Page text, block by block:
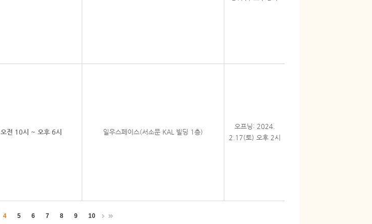
오전 10시 ~ 오후 6시 일우스페이스(서소문 KAL 빌딩 1층)
오프닝: 2024.
2.17(토) 오후 2시
4 5 6 7 8 9 10